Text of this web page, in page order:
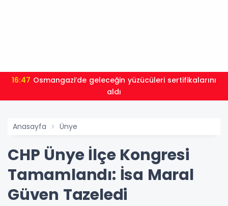
16:47
aldı
Anasayfa Ünye
CHP Ünye İlçe Kongresi
Tamamlandı: İsa Maral
Güven Tazeledi